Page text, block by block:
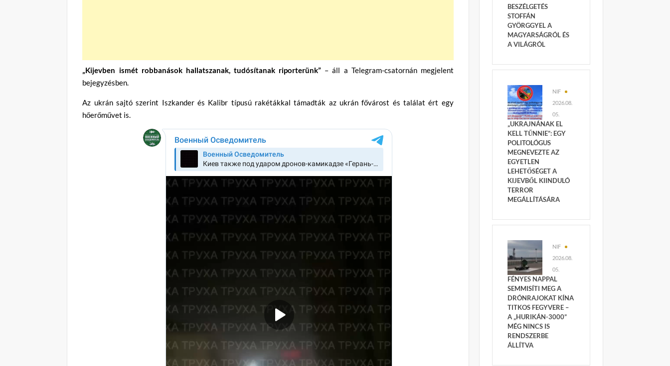
„Kijevben ismét robbanások hallatszanak, tudósítanak riporterünk” – áll a Telegram-csatornán megjelent
bejegyzésben.
Az ukrán sajtó szerint Iszkander és Kalibr típusú rakétákkal támadták az ukrán fővárost és találat ért egy
hőerőművet is.
BESZÉLGETÉS
STOFFÁN
GYÖRGGYEL A
MAGYARSÁGRÓL ÉS
A VILÁGRÓL
NIF
2026.08.
05.
„UKRAJNÁNAK EL
KELL TŰNNIE”: EGY
POLITOLÓGUS
MEGNEVEZTE AZ
EGYETLEN
LEHETŐSÉGET A
KIJEVBŐL KIINDULÓ
TERROR
MEGÁLLÍTÁSÁRA
NIF
2026.08.
05.
FÉNYES NAPPAL
SEMMISÍTI MEG A
DRÓNRAJOKAT KÍNA
TITKOS FEGYVERE –
A „HURIKÁN-3000”
MÉG NINCS IS
RENDSZERBE
ÁLLÍTVA